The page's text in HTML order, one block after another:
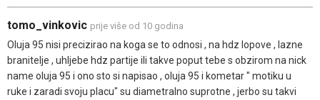
tomo_vinkovic prije više od 10 godina
Oluja 95 nisi precizirao na koga se to odnosi , na hdz lopove , lazne
branitelje , uhljebe hdz partije ili takve poput tebe s obzirom na nick
name oluja 95 i ono sto si napisao , oluja 95 i kometar " motiku u
ruke i zaradi svoju placu" su diametralno suprotne , jerbo su takvi